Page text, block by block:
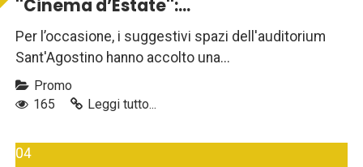
''Cinema d’Estate'':...
Per l’occasione, i suggestivi spazi dell'auditorium
Sant'Agostino hanno accolto una...
Promo
165
Leggi tutto...
04